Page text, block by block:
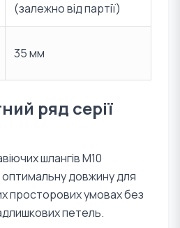
(залежно від партії)
35 мм
ряд серії
шлангів М10
оптимальну довжину для
просторових умовах без
петель.